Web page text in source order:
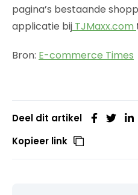
pagina’s bestaande
applicatie bij TJMaxx.com
Bron: E-commerce Times
Deel dit artikel
Kopieer link